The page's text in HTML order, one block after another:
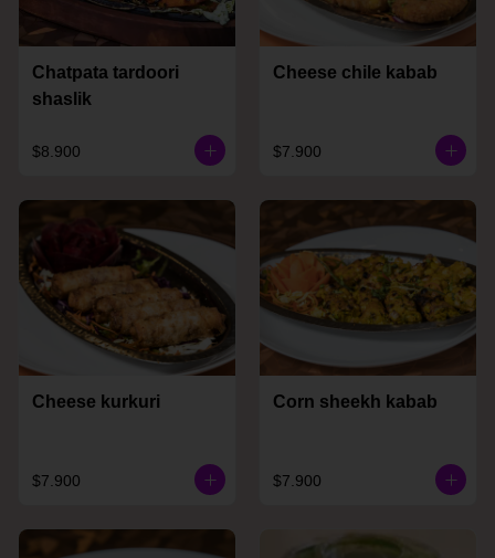
Chatpata tardoori
shaslik
$8.900
Cheese chile kabab
$7.900
Cheese kurkuri
$7.900
Corn sheekh kabab
$7.900